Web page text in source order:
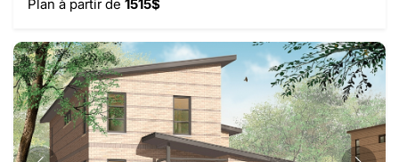
Plan à partir de 1515$